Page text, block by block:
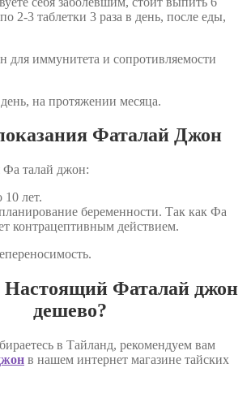
2-3 таблетки 3 раза в день, после еды,
для иммунитета и сопротивляемости
день, на протяжении месяца.
Фаталай Джон
Фа талай джон:
10 лет.
беременности. Так как Фа
контрацептивным действием.
Настоящий Фаталай джон
дешево?
в Тайланд, рекомендуем вам
в нашем интернет магазине тайских